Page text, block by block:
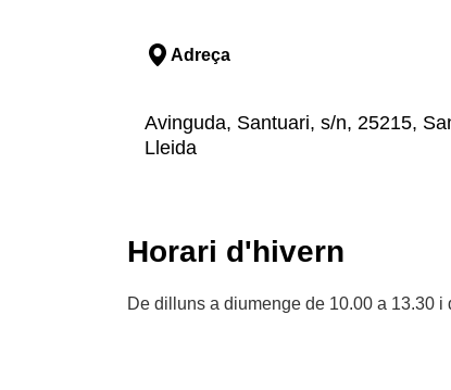
Adreça
Avinguda, Santuari, s/n, 25215,
Lleida
Horari d'hivern
De dilluns a diumenge de 10.00 a 13.30 i